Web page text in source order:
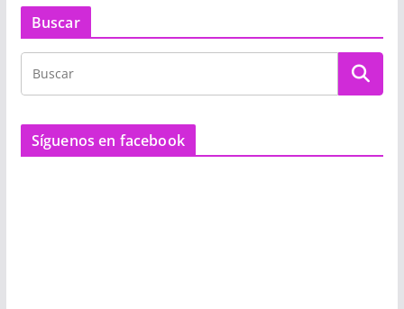
Buscar
Síguenos en facebook